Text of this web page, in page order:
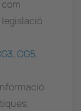
legislació
, CG5,